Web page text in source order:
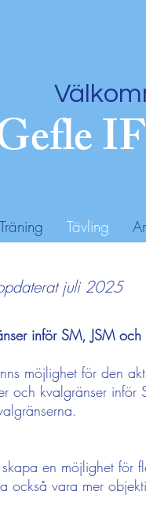
Träning Tävling
juli 2025
inför SM, JSM
möjlighet för den
och kvalgränser
en möjlighet
också vara mer